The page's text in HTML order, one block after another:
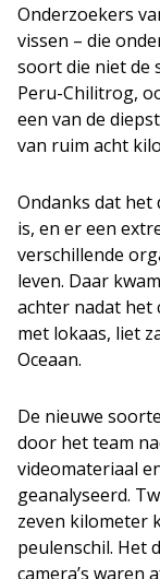
Onderzoekers
vissen – die
soort die niet de
Peru-Chilitrog,
een van de
van ruim acht
Ondanks dat
is, en er een
verschillende
leven. Daar
achter nadat het
met lokaas, liet
Oceaan.
De nieuwe
door het team
videomateriaal
geanalyseerd.
zeven kilometer
peulenschil. Het
camera’s waren